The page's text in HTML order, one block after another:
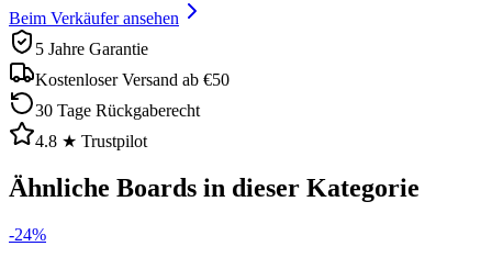
Beim Verkäufer ansehen
5 Jahre Garantie
Kostenloser Versand ab €50
30 Tage Rückgaberecht
4.8 ★ Trustpilot
Ähnliche Boards in dieser Kategorie
-24%